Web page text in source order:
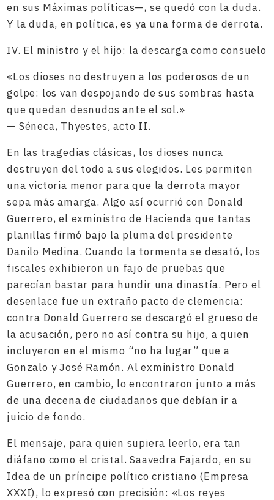
en sus Máximas políticas—, se quedó con la duda.
Y la duda, en política, es ya una forma de derrota.
IV. El ministro y el hijo: la descarga como consuelo
«Los dioses no destruyen a los poderosos de un
golpe: los van despojando de sus sombras hasta
que quedan desnudos ante el sol.»
— Séneca, Thyestes, acto II.
En las tragedias clásicas, los dioses nunca
destruyen del todo a sus elegidos. Les permiten
una victoria menor para que la derrota mayor
sepa más amarga. Algo así ocurrió con Donald
Guerrero, el exministro de Hacienda que tantas
planillas firmó bajo la pluma del presidente
Danilo Medina. Cuando la tormenta se desató, los
fiscales exhibieron un fajo de pruebas que
parecían bastar para hundir una dinastía. Pero el
desenlace fue un extraño pacto de clemencia:
contra Donald Guerrero se descargó el grueso de
la acusación, pero no así contra su hijo, a quien
incluyeron en el mismo “no ha lugar” que a
Gonzalo y José Ramón. Al exministro Donald
Guerrero, en cambio, lo encontraron junto a más
de una decena de ciudadanos que debían ir a
juicio de fondo.
El mensaje, para quien supiera leerlo, era tan
diáfano como el cristal. Saavedra Fajardo, en su
Idea de un príncipe político cristiano (Empresa
XXXI), lo expresó con precisión: «Los reyes